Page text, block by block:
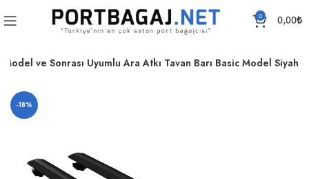
0 0,00₺
ve Sonrası Uyumlu Ara Atkı Tavan Barı Basic Model Siyah
-18%